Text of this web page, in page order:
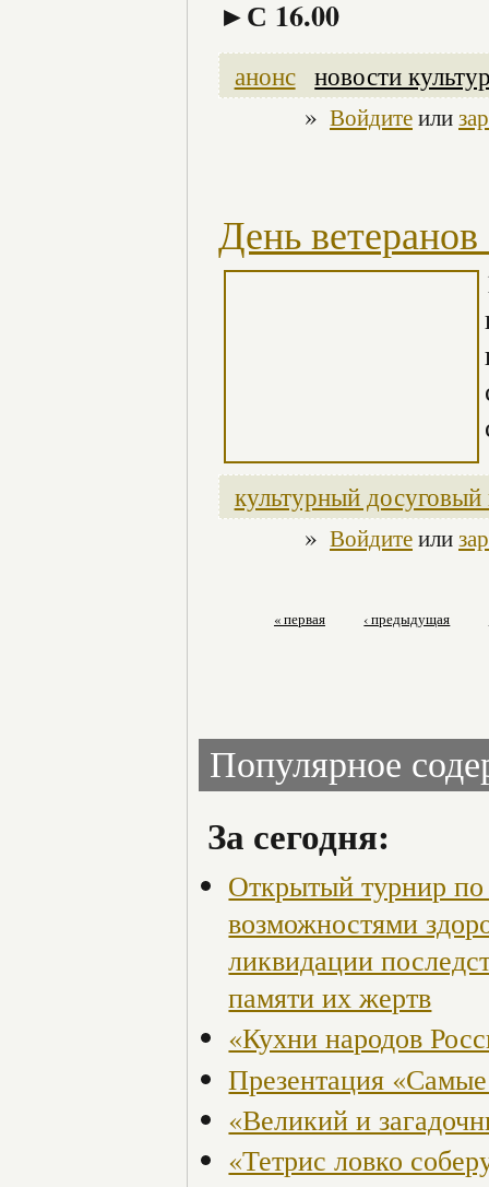
►С 16.00
анонс новости
» Войдитеили
День
культурный досуговый
» Войдитеили
« первая ‹ предыдущая
Популярное
За сегодня:
Открытый турнир
возможностями
ликвидации
памяти их жертв
«Кухни народов
Презентация
«Великий и
«Тетрис ловко